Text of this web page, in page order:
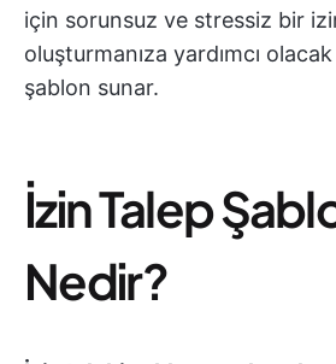
için sorunsuz ve stressiz bir
oluşturmanıza yardımcı
şablon sunar.
İzin Talep
Nedir?